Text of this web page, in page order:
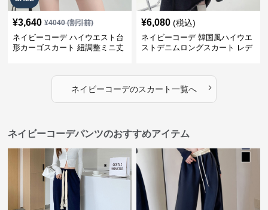
¥3,640 ¥4040(割引前)
ネイビーコーデ ハイウエスト台
形カーゴスカート 紐調整ミニ丈
¥6,080 (税込)
ネイビーコーデ 韓国風ハイウエ
ストデニムロングスカート レデ
ネイビーコーデのスカート一覧へ ›
ネイビーコーデパンツのおすすめアイテム